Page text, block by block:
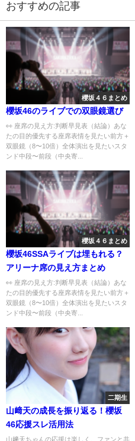
おすすめの記事
櫻坂４６まとめ
櫻坂46のライブでの双眼鏡選び
👀 座席の見え方:判断早見表（結論）あな
たの目的優先する座席表情を見たい前方＋
双眼鏡（8〜10倍）全体演出を見たいスタ
ンド中段〜前段（中央寄...
櫻坂４６まとめ
櫻坂46SSAライブは埋もれる？
アリーナ席の見え方まとめ
👀 座席の見え方:判断早見表（結論）あな
たの目的優先する座席表情を見たい前方＋
双眼鏡（8〜10倍）全体演出を見たいスタ
ンド中段〜前段（中央寄...
二期生
山﨑天の成長を振り返る！櫻坂
46応援スレ活用法
山﨑天ちゃんの応援は楽しく、ファンと共